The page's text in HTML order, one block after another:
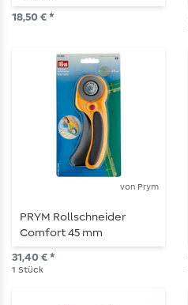
18,50 € *
von Prym
PRYM Rollschneider
Comfort 45 mm
31,40 € *
1 Stück